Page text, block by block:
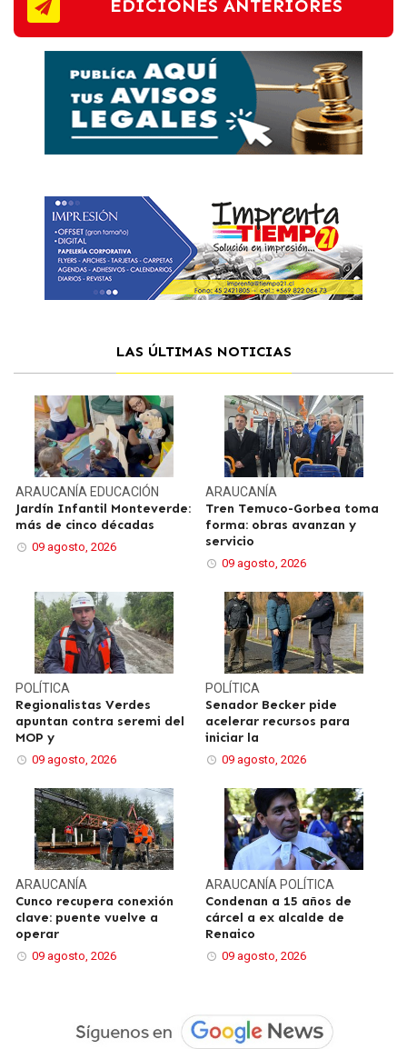
EDICIONES ANTERIORES
LAS ÚLTIMAS NOTICIAS
ARAUCANÍA EDUCACIÓN
Jardín Infantil Monteverde:
más de cinco décadas
09 agosto, 2026
ARAUCANÍA
Tren Temuco-Gorbea toma
forma: obras avanzan y
servicio
09 agosto, 2026
POLÍTICA
Regionalistas Verdes
apuntan contra seremi del
MOP y
09 agosto, 2026
POLÍTICA
Senador Becker pide
acelerar recursos para
iniciar la
09 agosto, 2026
ARAUCANÍA
Cunco recupera conexión
clave: puente vuelve a
operar
09 agosto, 2026
ARAUCANÍA POLÍTICA
Condenan a 15 años de
cárcel a ex alcalde de
Renaico
09 agosto, 2026